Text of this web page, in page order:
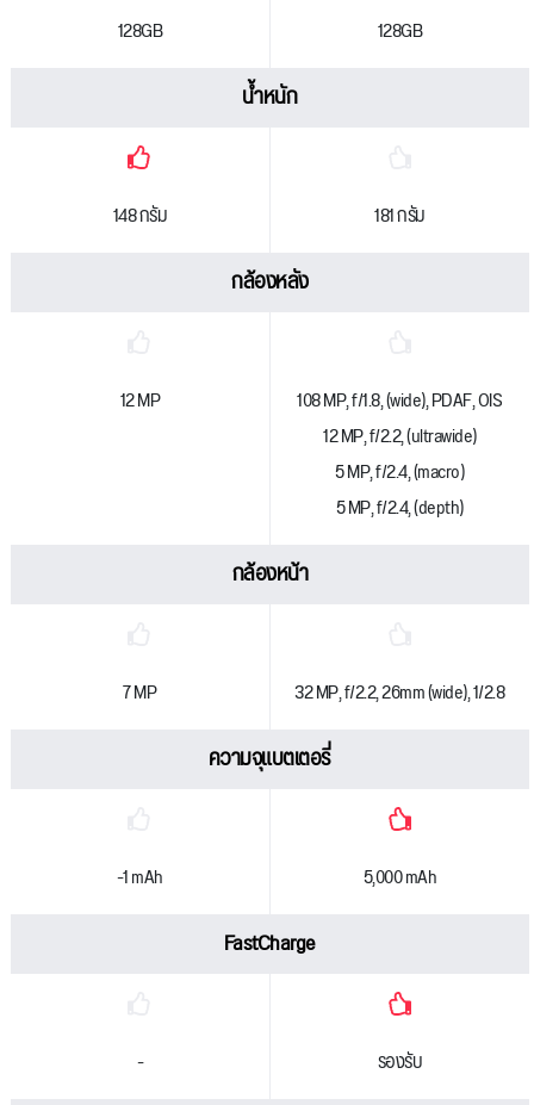
128GB 128GB
น้ำหนัก
148 กรัม 181 กรัม
กล้องหลัง
12 MP
108 MP, f/1.8, (wide), PDAF, OIS
12 MP, f/2.2, (ultrawide)
5 MP, f/2.4, (macro)
5 MP, f/2.4, (depth)
กล้องหน้า
7 MP 32 MP, f/2.2, 26mm (wide), 1/2.8
ความจุแบตเตอรี่
-1 mAh 5,000 mAh
FastCharge
- รองรับ